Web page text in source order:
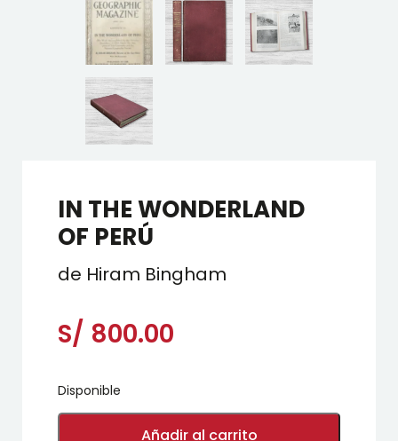
IN THE WONDERLAND
OF PERÚ
de Hiram Bingham
S/ 800.00
Disponible
IN
Añadir al carrito